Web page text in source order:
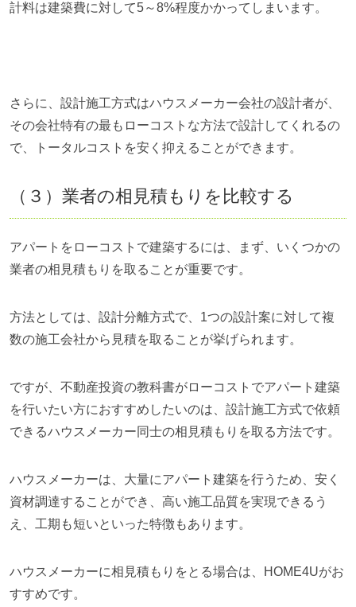
計料は建築費に対して5～8%程度かかってしまいます。
さらに、設計施工方式はハウスメーカー会社の設計者が、
その会社特有の最もローコストな方法で設計してくれるの
で、トータルコストを安く抑えることができます。
（３）業者の相見積もりを比較する
アパートをローコストで建築するには、まず、いくつかの
業者の相見積もりを取ることが重要です。
方法としては、設計分離方式で、1つの設計案に対して複
数の施工会社から見積を取ることが挙げられます。
ですが、不動産投資の教科書がローコストでアパート建築
を行いたい方におすすめしたいのは、設計施工方式で依頼
できるハウスメーカー同士の相見積もりを取る方法です。
ハウスメーカーは、大量にアパート建築を行うため、安く
資材調達することができ、高い施工品質を実現できるう
え、工期も短いといった特徴もあります。
ハウスメーカーに相見積もりをとる場合は、HOME4Uがお
すすめです。